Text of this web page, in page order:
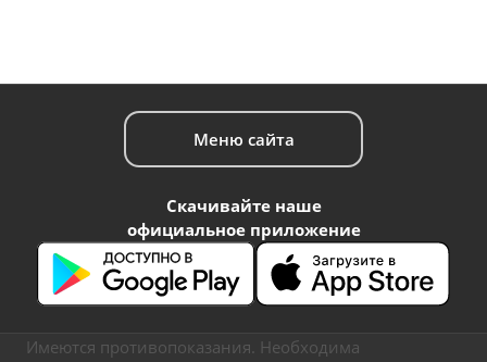
Меню сайта
Скачивайте наше
официальное приложение
Имеются противопоказания. Необходима